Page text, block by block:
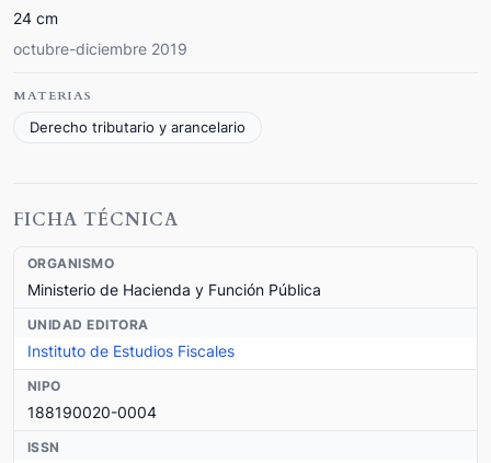
24 cm
octubre-diciembre 2019
MATERIAS
Derecho tributario y arancelario
FICHA TÉCNICA
ORGANISMO
Ministerio de Hacienda y Función Pública
UNIDAD EDITORA
Instituto de Estudios Fiscales
NIPO
188190020-0004
ISSN